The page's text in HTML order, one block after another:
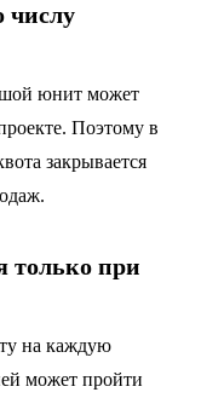
юнит может
Поэтому в
закрывается
только при
на каждую
может пройти